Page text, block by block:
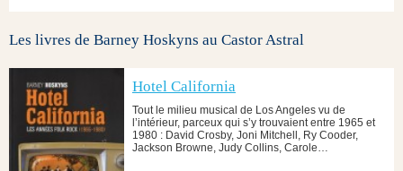
Les livres de Barney Hoskyns au Castor Astral
Hotel California
Tout le milieu musical de Los Angeles vu de
l’intérieur, parceux qui s’y trouvaient entre 1965 et
1980 : David Crosby, Joni Mitchell, Ry Cooder,
Jackson Browne, Judy Collins, Carole…